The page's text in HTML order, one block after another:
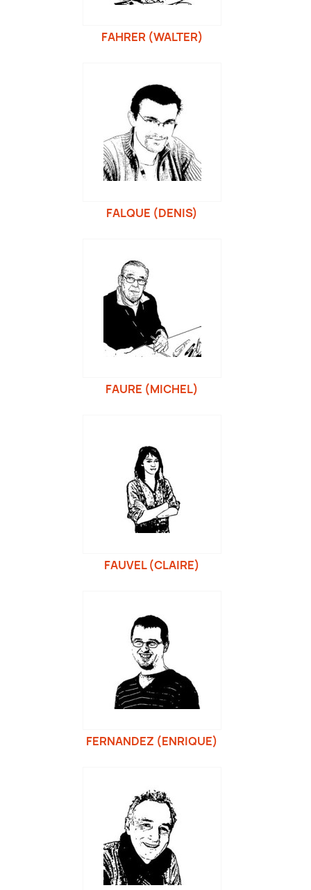
FAHRER (WALTER)
FALQUE (DENIS)
FAURE (MICHEL)
FAUVEL (CLAIRE)
FERNANDEZ (ENRIQUE)